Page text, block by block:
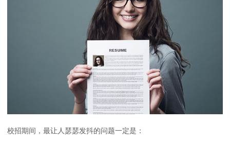
校招期间，最让人瑟瑟发抖的问题一定是：